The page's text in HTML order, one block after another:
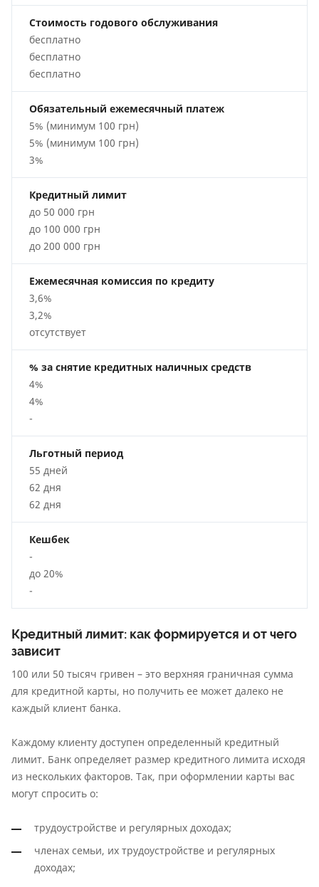
Стоимость годового обслуживания
бесплатно
бесплатно
бесплатно
Обязательный ежемесячный платеж
5% (минимум 100 грн)
5% (минимум 100 грн)
3%
Кредитный лимит
до 50 000 грн
до 100 000 грн
до 200 000 грн
Ежемесячная комиссия по кредиту
3,6%
3,2%
отсутствует
% за снятие кредитных наличных средств
4%
4%
-
Льготный период
55 дней
62 дня
62 дня
Кешбек
-
до 20%
-
Кредитный лимит: как формируется и от чего
зависит
100 или 50 тысяч гривен – это верхняя граничная сумма
для кредитной карты, но получить ее может далеко не
каждый клиент банка.
Каждому клиенту доступен определенный кредитный
лимит. Банк определяет размер кредитного лимита исходя
из нескольких факторов. Так, при оформлении карты вас
могут спросить о:
трудоустройстве и регулярных доходах;
членах семьи, их трудоустройстве и регулярных
доходах;